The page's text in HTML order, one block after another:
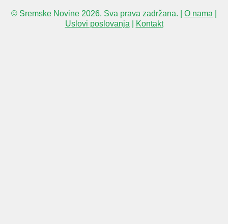
© Sremske Novine 2026. Sva prava zadržana. | O nama
Uslovi poslovanja
Kontakt